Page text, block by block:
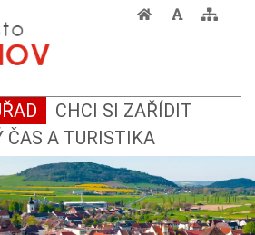
CHCI SI ZAŘÍDIT
ČAS A TURISTIKA